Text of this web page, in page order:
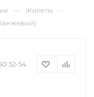
— Жилеты —
52-54